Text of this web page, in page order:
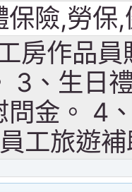
保險,勞保
房作品
3、生日
問金。 4
工旅遊